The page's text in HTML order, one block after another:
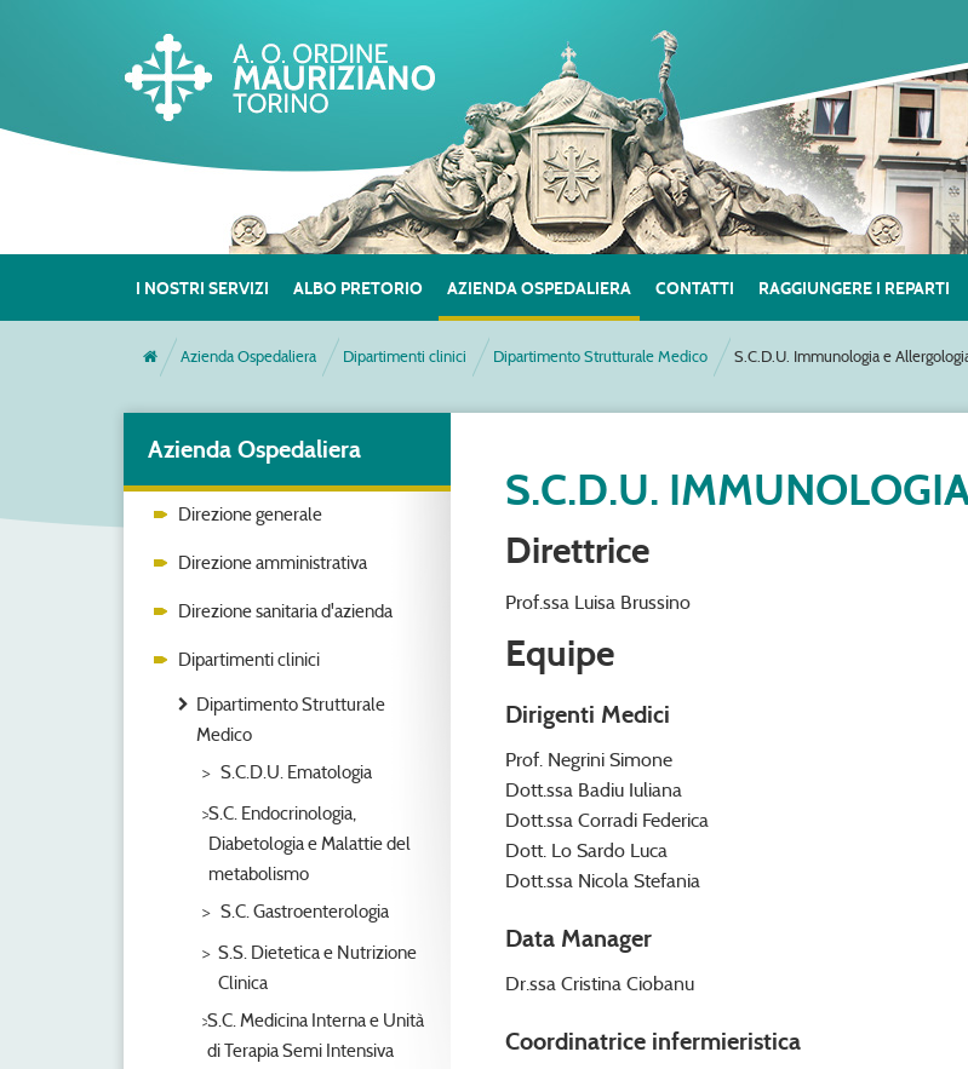
I NOSTRI SERVIZI ALBO PRETORIO AZIENDA OSPEDALIERA CONTATTI RAGGIUNGERE I REPARTI
Azienda Ospedaliera Dipartimenti clinici Dipartimento Strutturale Medico S.C.D.U. Immunologia e
Azienda Ospedaliera
Direzione generale
Direzione amministrativa
Direzione sanitaria d'azienda
Dipartimenti clinici
Dipartimento Strutturale
Medico
S.C.D.U. Ematologia
S.C. Endocrinologia,
Diabetologia e Malattie del
metabolismo
S.C. Gastroenterologia
S.S. Dietetica e Nutrizione
Clinica
S.C. Medicina Interna e Unità
di Terapia Semi Intensiva
S.C.D.U.
Direttrice
Prof.ssa Luisa Brussino
Equipe
Dirigenti Medici
Prof. Negrini Simone
Dott.ssa Badiu Iuliana
Dott.ssa Corradi Federica
Dott. Lo Sardo Luca
Dott.ssa Nicola Stefania
Data Manager
Dr.ssa Cristina Ciobanu
Coordinatrice infermieristica